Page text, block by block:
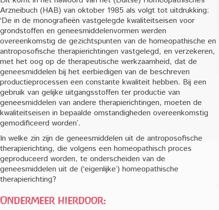
Arzneibuch (HAB) van oktober 1985 als volgt tot uitdrukking:
‘De in de monografieën vastgelegde kwaliteitseisen voor
grondstoffen en geneesmiddelenvormen werden
overeenkomstig de gezichtspunten van de homeopathische en
antroposofische therapierichtingen vastgelegd, en verzekeren,
met het oog op de therapeutische werkzaamheid, dat de
geneesmiddelen bij het eerbiedigen van de beschreven
productieprocessen een constante kwaliteit hebben. Bij een
gebruik van gelijke uitgangsstoffen ter productie van
geneesmiddelen van andere therapierichtingen, moeten de
kwaliteitseisen in bepaalde omstandigheden overeenkomstig
gemodificeerd worden’.
In welke zin zijn de geneesmiddelen uit de antroposofische
therapierichting, die volgens een homeopathisch proces
geproduceerd worden, te onderscheiden van de
geneesmiddelen uit de (‘eigenlijke’) homeopathische
therapierichting?
Ondermeer hierdoor: